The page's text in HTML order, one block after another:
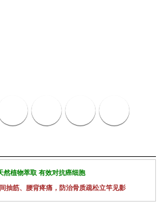
然植物萃取 有效对抗癌细胞
抽筋、腰背疼痛，防治骨质疏松立竿见影